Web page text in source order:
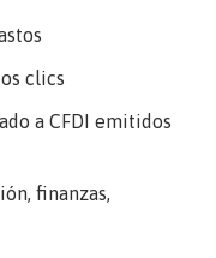
clics
a CFDI emitidos
finanzas,